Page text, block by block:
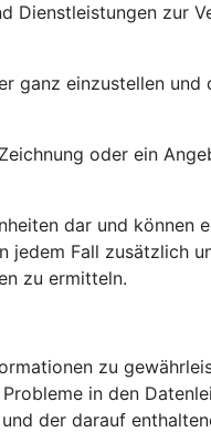
Dienstleistungen zur
ganz einzustellen
oder ein
dar und können
Fall zusätzlich
zu ermitteln.
zu
in den
der darauf